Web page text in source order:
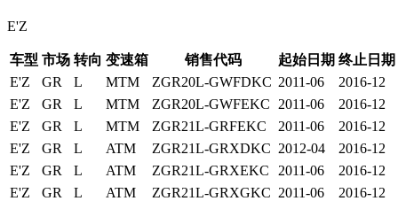
E'Z
车型 市场 转向 变速箱 销售代码 起始日期 终止日期
E'Z
GR L MTM ZGR20L-GWFDKC 2011-06
2016-12
E'Z
GR L MTM ZGR20L-GWFEKC 2011-06
2016-12
E'Z
GR L MTM ZGR21L-GRFEKC 2011-06
2016-12
E'Z
GR L ATM ZGR21L-GRXDKC 2012-04
2016-12
E'Z
GR L ATM ZGR21L-GRXEKC 2011-06
2016-12
E'Z
GR L ATM ZGR21L-GRXGKC 2011-06
2016-12